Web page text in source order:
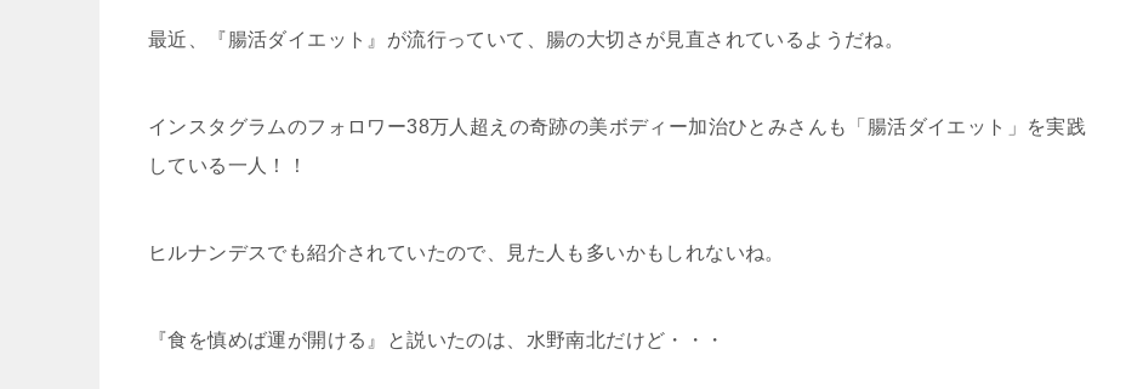
最近、『腸活ダイエット』が流行っていて、腸の大切さが見直されているようだね。
インスタグラムのフォロワー38万人超えの奇跡の美ボディー加治ひとみさんも「腸活ダイエット」を実践
している一人！！
ヒルナンデスでも紹介されていたので、見た人も多いかもしれないね。
『食を慎めば運が開ける』と説いたのは、水野南北だけど・・・